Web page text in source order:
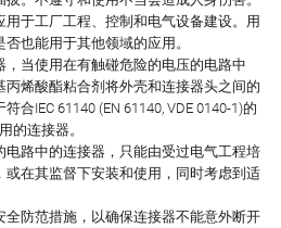
用于工厂工程、控制和电气设备建设。用
也能用于其他领域的应用。
，当使用在有触碰危险的电压的电路中
丙烯酸酯粘合剂将外壳和连接器头之间的
合IEC 61140 (EN 61140, VDE 0140-1)的
的连接器。
电路中的连接器，只能由受过电气工程培
或在其监督下安装和使用，同时考虑到适
全防范措施，以确保连接器不能意外断开